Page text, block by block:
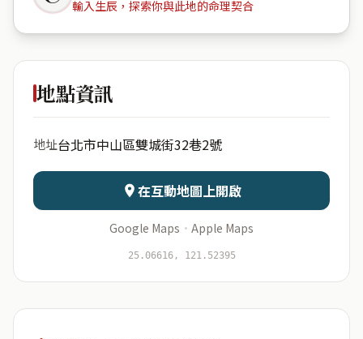
輸入生辰，探索你與此地的命理契合
麻將摸摸
日期 出生時辰
資料僅用於即時分析，不會儲存於伺服器
地點資訊
地址台北市中山區雙城街32巷2號
在互動地圖上開啟
Google Maps · Apple Maps
25.06616, 121.52395